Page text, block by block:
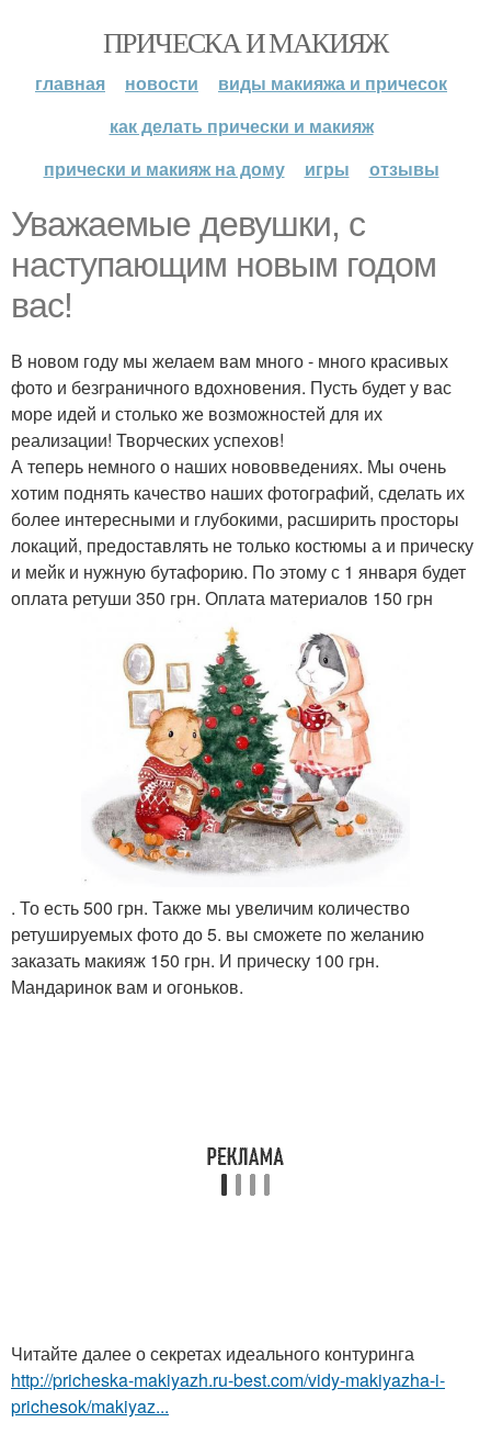
ПРИЧЕСКА И МАКИЯЖ
главная новости
виды макияжа и причесок
как делать прически и макияж
прически и макияж на дому
игры отзывы
Уважаемые девушки, с
наступающим новым годом
вас!
В новом году мы желаем вам много - много красивых
фото и безграничного вдохновения. Пусть будет у вас
море идей и столько же возможностей для их
реализации! Творческих успехов!
А теперь немного о наших нововведениях. Мы очень
хотим поднять качество наших фотографий, сделать их
более интересными и глубокими, расширить просторы
локаций, предоставлять не только костюмы а и прическу
и мейк и нужную бутафорию. По этому с 1 января будет
оплата ретуши 350 грн. Оплата материалов 150 грн
. То есть 500 грн. Также мы увеличим количество
ретушируемых фото до 5. вы сможете по желанию
заказать макияж 150 грн. И прическу 100 грн.
Мандаринок вам и огоньков.
Читайте далее о секретах идеального контуринга
http://pricheska-makiyazh.ru-best.com/vidy-makiyazha-i-
prichesok/makiyaz...